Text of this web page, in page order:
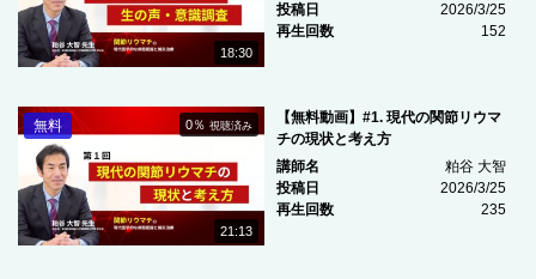
18:30
投稿日
2026/3/25
再生回数
152
21:13
0％視聴済み
無料
【無料動画】#1. 現代の関節リウマ
チの現状と考え方
講師名
粕谷 大智
投稿日
2026/3/25
再生回数
235